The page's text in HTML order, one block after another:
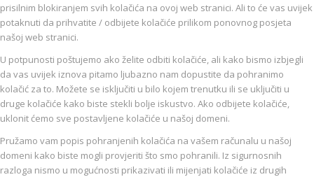
prisilnim blokiranjem svih kolačića na ovoj web stranici. Ali to će vas uvijek
potaknuti da prihvatite / odbijete kolačiće prilikom ponovnog posjeta
našoj web stranici.
U potpunosti poštujemo ako želite odbiti kolačiće, ali kako bismo izbjegli
da vas uvijek iznova pitamo ljubazno nam dopustite da pohranimo
kolačić za to. Možete se isključiti u bilo kojem trenutku ili se uključiti u
druge kolačiće kako biste stekli bolje iskustvo. Ako odbijete kolačiće,
uklonit ćemo sve postavljene kolačiće u našoj domeni.
Pružamo vam popis pohranjenih kolačića na vašem računalu u našoj
domeni kako biste mogli provjeriti što smo pohranili. Iz sigurnosnih
razloga nismo u mogućnosti prikazivati ili mijenjati kolačiće iz drugih